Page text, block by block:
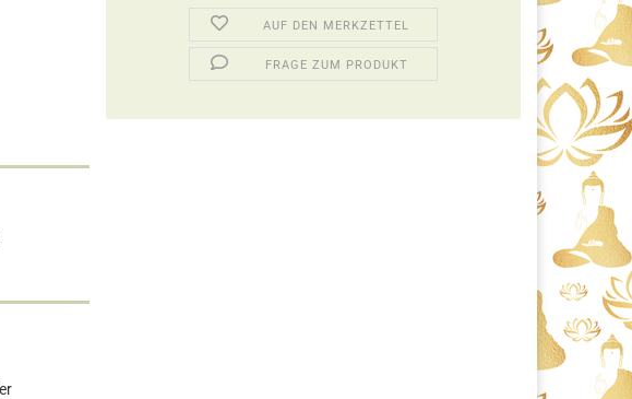
AUF DEN MERKZETTEL
FRAGE ZUM PRODUKT